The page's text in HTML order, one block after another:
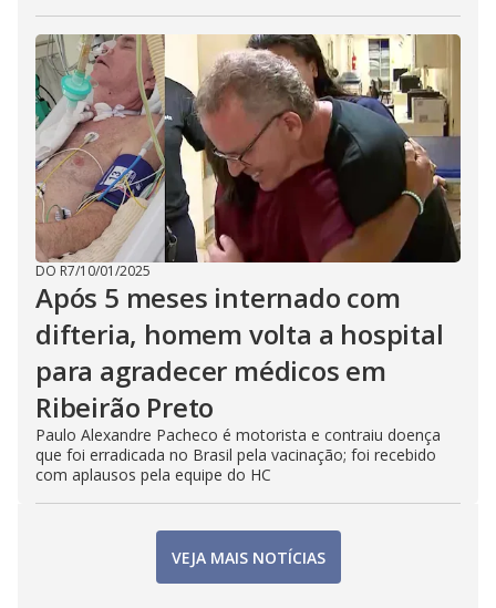
DO R7/10/01/2025
Após 5 meses internado com
difteria, homem volta a hospital
para agradecer médicos em
Ribeirão Preto
Paulo Alexandre Pacheco é motorista e contraiu doença
que foi erradicada no Brasil pela vacinação; foi recebido
com aplausos pela equipe do HC
VEJA MAIS NOTÍCIAS